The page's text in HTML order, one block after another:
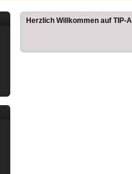
Herzlich Willkommen auf TIP-